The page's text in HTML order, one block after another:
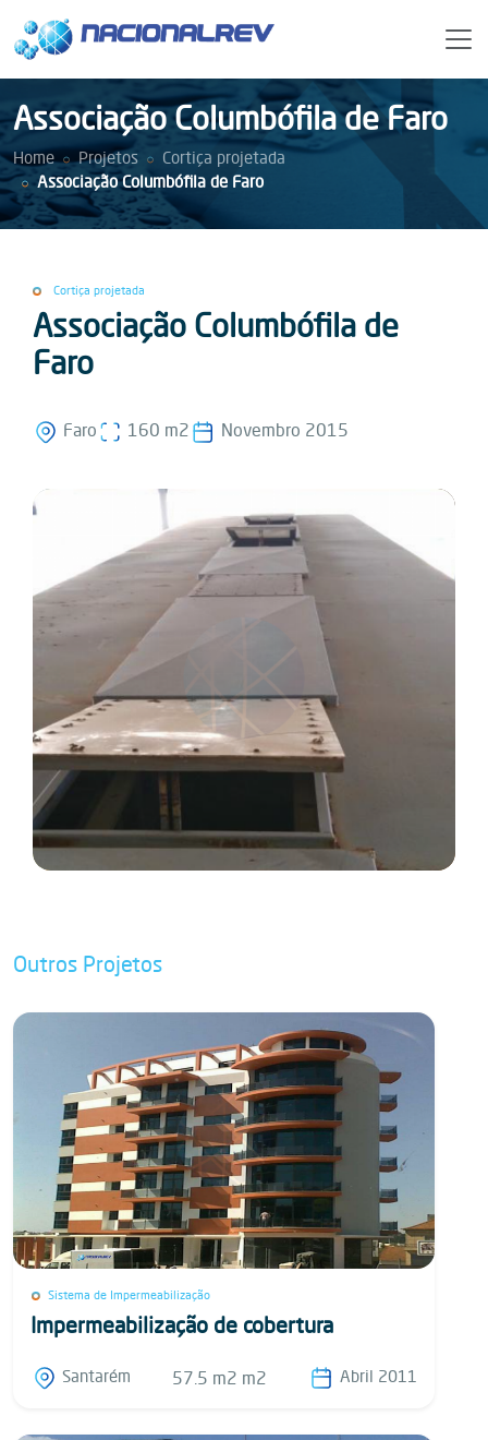
Associação Columbófila de Faro
Home Projetos
Cortiça projetada
Associação Columbófila de Faro
Cortiça projetada
Associação Columbófila de
Faro
Faro 160 m2 Novembro 2015
Outros Projetos
Sistema de Impermeabilização
Impermeabilização de cobertura
Santarém 57.5 m2 m2 Abril 2011